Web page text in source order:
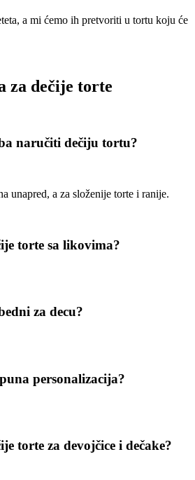
a mi ćemo ih pretvoriti u tortu koju će
za dečije torte
naručiti dečiju tortu?
unapred, a za složenije torte i ranije.
torte sa likovima?
za decu?
personalizacija?
torte za devojčice i dečake?